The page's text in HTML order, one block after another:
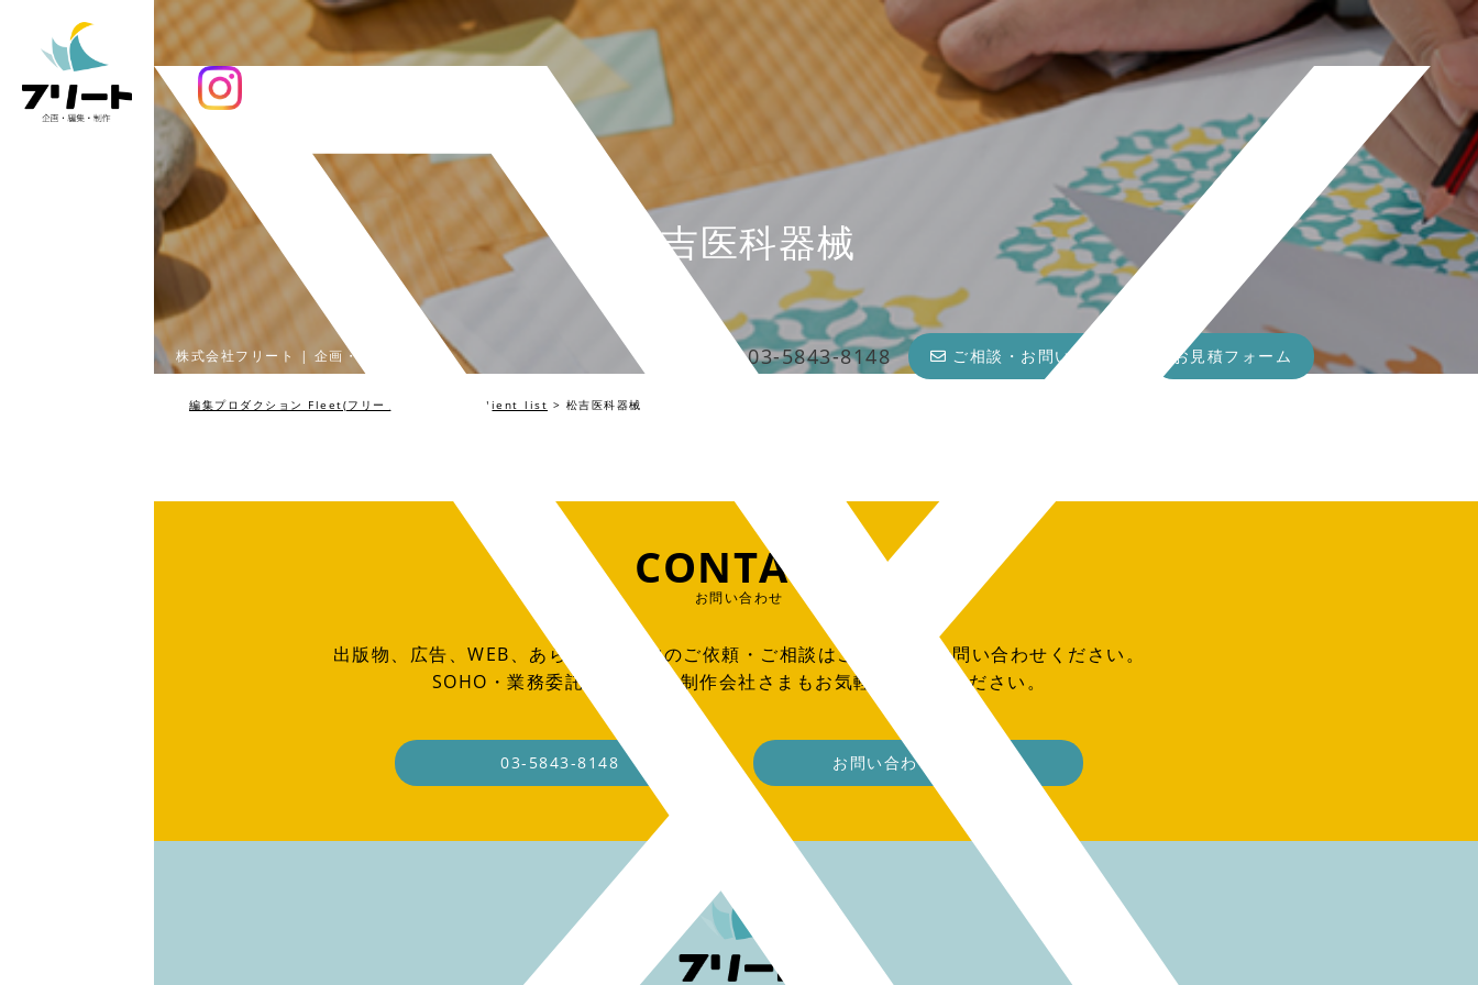
株式会社フリート | 企画・編集・制作 03-5843-8148 ご相談・お問い合わせ お見積フォーム
松吉医科器械
編集プロダクション Fleet(フリート) client_list > 松吉医科器械
CONTACT
お問い合わせ
出版物、広告、WEB、あらゆる制作物のご依頼・ご相談はこちらからお問い合わせください。
SOHO・業務委託をお考えの制作会社さまもお気軽にご連絡ください。
03-5843-8148 お問い合わせフォーム